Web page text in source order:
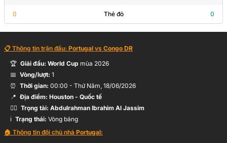
46’
B.Silva
0 Thẻ đỏ 0
📋 Thông tin trận đấu: Portugal vs Congo DR
🏆 Giải đấu: World Cup mùa 2026
📅 Vòng/lượt: 1
⏰ Thời gian: 00:00 - Thứ Năm, 18/06/2026
📍 Địa điểm: Houston - Quốc tế
🧑‍⚖️ Trọng tài: Abdulrahman Ibrahim Al Jassim
ℹ️ Trạng thái: Vòng bảng
🏠 Thông tin đội chủ nhà Portugal: